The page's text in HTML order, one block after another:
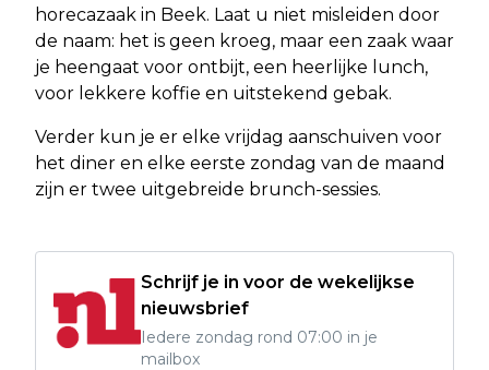
horecazaak in Beek. Laat u niet misleiden door
de naam: het is geen kroeg, maar een zaak waar
je heengaat voor ontbijt, een heerlijke lunch,
voor lekkere koffie en uitstekend gebak.
Verder kun je er elke vrijdag aanschuiven voor
het diner en elke eerste zondag van de maand
zijn er twee uitgebreide brunch-sessies.
Schrijf je in voor de wekelijkse
nieuwsbrief
Iedere zondag rond 07:00 in je
mailbox